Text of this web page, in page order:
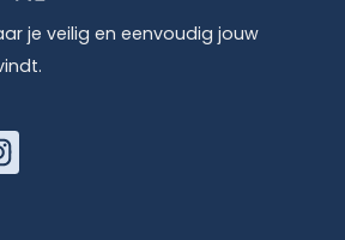
je veilig en eenvoudig jouw